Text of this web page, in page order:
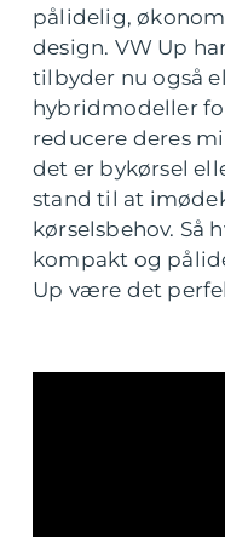
pålidelig,
design. VW Up
tilbyder nu også
hybridmodeller
reducere deres
det er bykørsel
stand til at
kørselsbehov. Så
kompakt og
Up være det